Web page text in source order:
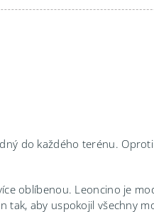
do každého terénu.
oblíbenou. Leoncino je
tak, aby uspokojil všechny